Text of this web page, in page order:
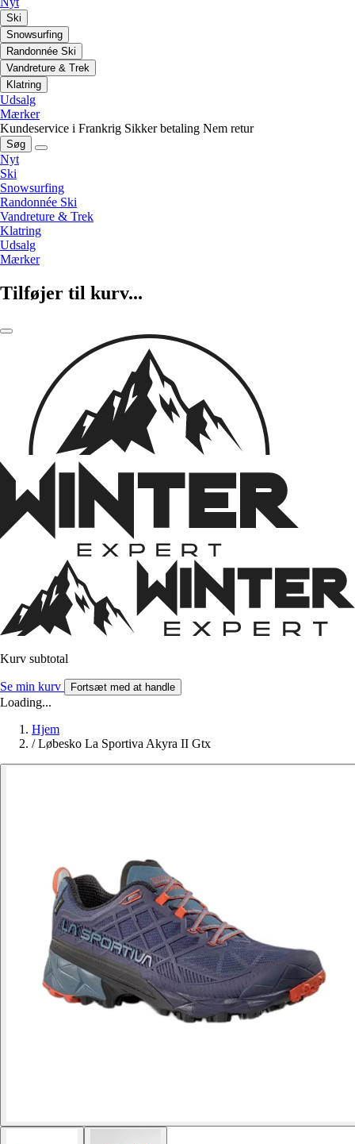
Ski
Snowsurfing
Randonnée Ski
Vandreture & Trek
Klatring
Udsalg
Mærker
Kundeservice i Frankrig Sikker betaling Nem retur
Søg
Nyt
Ski
Snowsurfing
Randonnée Ski
Vandreture & Trek
Klatring
Udsalg
Mærker
Tilføjer til kurv...
Kurv subtotal
Se min kurv Fortsæt med at handle
Loading...
Hjem
/ Løbesko La Sportiva Akyra II Gtx